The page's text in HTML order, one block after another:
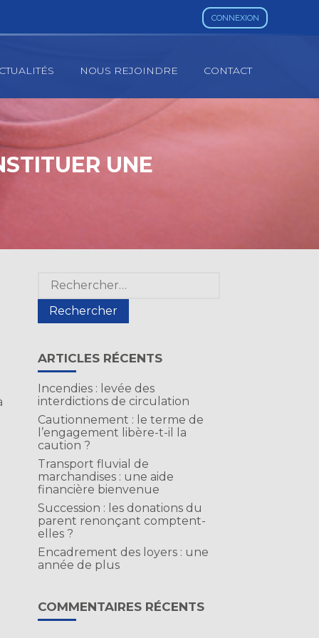
CONNEXION
NOUS REJOINDRE CONTACT
UNE
Blog
sidebar
Rechercher :
ARTICLES RÉCENTS
Incendies : levée des
interdictions de circulation
Cautionnement : le terme de
l’engagement libère-t-il la
caution ?
Transport fluvial de
marchandises : une aide
financière bienvenue
Succession : les donations du
parent renonçant comptent-
elles ?
Encadrement des loyers : une
année de plus
COMMENTAIRES RÉCENTS